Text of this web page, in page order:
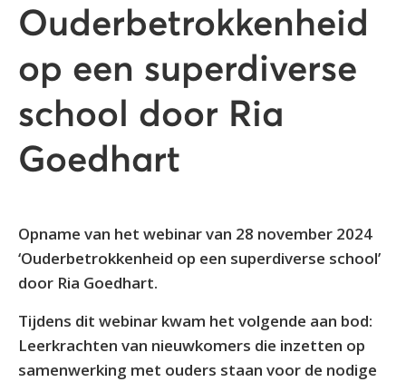
Ouderbetrokkenheid
op een superdiverse
school door Ria
Goedhart
Opname van het webinar van 28 november 2024
‘Ouderbetrokkenheid op een superdiverse school’
door Ria Goedhart.
Tijdens dit webinar kwam het volgende aan bod:
Leerkrachten van nieuwkomers die inzetten op
samenwerking met ouders staan voor de nodige